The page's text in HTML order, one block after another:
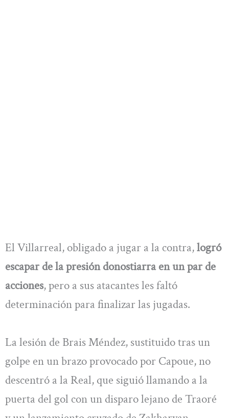
El Villarreal, obligado a jugar a la contra,logró
escapar de la presión donostiarra en un par de
acciones, pero a sus atacantes les faltó
determinación para finalizar las jugadas.
La lesión de Brais Méndez, sustituido tras un
golpe en un brazo provocado por Capoue, no
descentró a la Real, que siguió llamando a la
puerta del gol con un disparo lejano de Traoré